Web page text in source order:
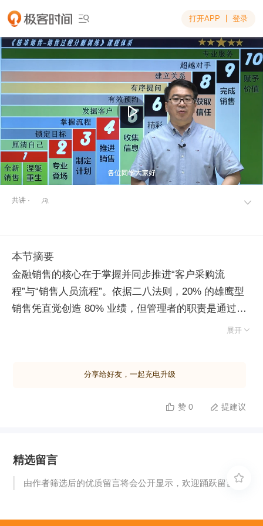
 打开APP 登录

共讲 · 
本节摘要
金融销售的核心在于掌握并同步推进“客户采购流
程”与“销售人员流程”。依据二八法则，20% 的雄鹰型
销售凭直觉创造 80% 业绩，但管理者的职责是通过流
程驱动，让占多数的 80% 普通销售也能产出 80% 绩
辑是客户购买流程，销售步骤必须据此提炼并保持同
判意向而丢单。确保同步的同时，每个销售阶段必须设
层面需善用四大辅助工具：名片、产品介绍、成功案例
及样板工程。工具使用讲究时机，例如交换名片旨在获
展开 
分享给好友，一起充电升级
 赞 0  提建议
精选留言
由作者筛选后的优质留言将会公开显示，欢迎踊跃留言。
